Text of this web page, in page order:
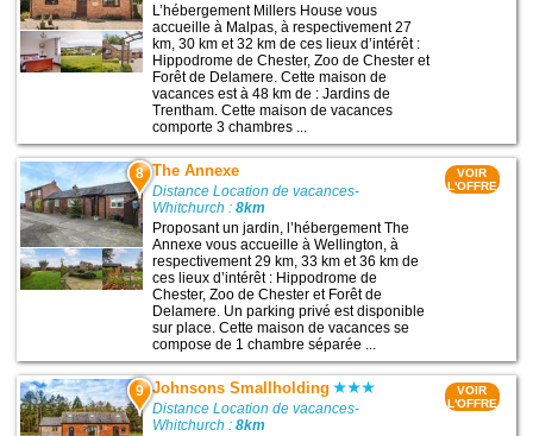
L’hébergement Millers House vous
accueille à Malpas, à respectivement 27
km, 30 km et 32 km de ces lieux d’intérêt :
Hippodrome de Chester, Zoo de Chester et
Forêt de Delamere. Cette maison de
vacances est à 48 km de : Jardins de
Trentham. Cette maison de vacances
comporte 3 chambres ...
8 The Annexe
Distance Location de vacances-
Whitchurch :8km
Proposant un jardin, l’hébergement The
Annexe vous accueille à Wellington, à
respectivement 29 km, 33 km et 36 km de
ces lieux d’intérêt : Hippodrome de
Chester, Zoo de Chester et Forêt de
Delamere. Un parking privé est disponible
sur place. Cette maison de vacances se
compose de 1 chambre séparée ...
VOIR
L'OFFRE
9 Johnsons Smallholding
Distance Location de vacances-
Whitchurch :8km
VOIR
L'OFFRE